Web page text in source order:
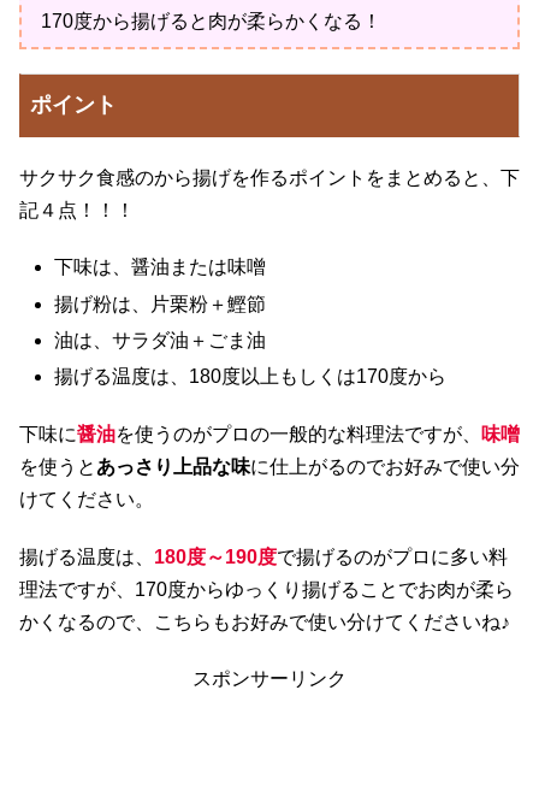
170度から揚げると肉が柔らかくなる！
ポイント
サクサク食感のから揚げを作るポイントをまとめると、下
記４点！！！
下味は、醤油または味噌
揚げ粉は、片栗粉＋鰹節
油は、サラダ油＋ごま油
揚げる温度は、180度以上もしくは170度から
下味に醤油を使うのがプロの一般的な料理法ですが、
味噌
を使うと あっさり上品な味に仕上がるのでお好みで使い分
けてください。
揚げる温度は、 180度～190度で揚げるのがプロに多い料
理法ですが、170度からゆっくり揚げることでお肉が柔ら
かくなるので、こちらもお好みで使い分けてくださいね♪
スポンサーリンク